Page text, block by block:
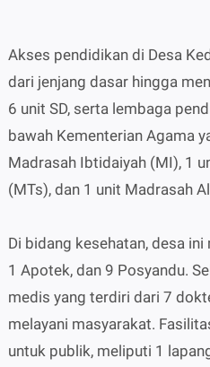
Akses pendidikan di Desa
dari jenjang dasar hingga
6 unit SD, serta lembaga
bawah Kementerian Agama
Madrasah Ibtidaiyah (MI), 1
(MTs), dan 1 unit Madrasah
Di bidang kesehatan, desa
1 Apotek, dan 9 Posyandu.
medis yang terdiri dari 7
melayani masyarakat.
untuk publik, meliputi 1